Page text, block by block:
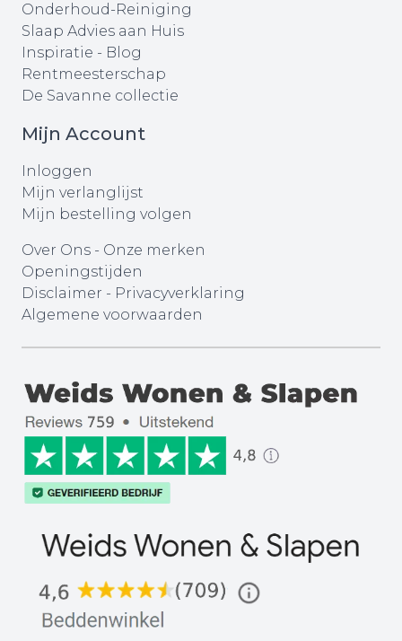
Onderhoud-Reiniging
Slaap Advies aan Huis
Inspiratie - Blog
Rentmeesterschap
De Savanne collectie
Mijn Account
Inloggen
Mijn verlanglijst
Mijn bestelling volgen
Over Ons - Onze merken
Openingstijden
Disclaimer - Privacyverklaring
Algemene voorwaarden